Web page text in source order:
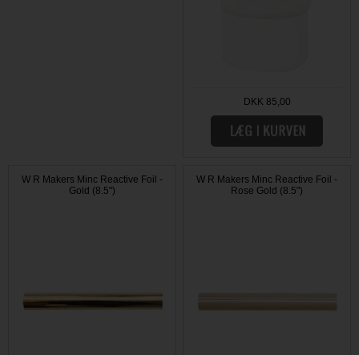
DKK 85,00
W R Makers Minc Reactive Foil -
Gold (8.5")
W R Makers Minc Reactive Foil -
Rose Gold (8.5")